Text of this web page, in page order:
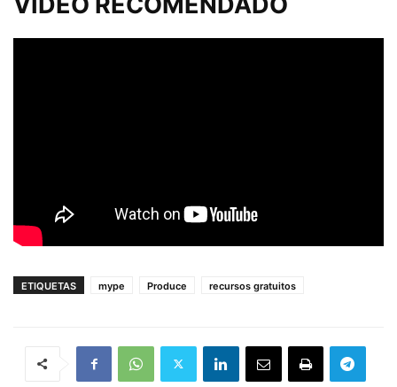
ETIQUETAS mype Produce recursos gratuitos